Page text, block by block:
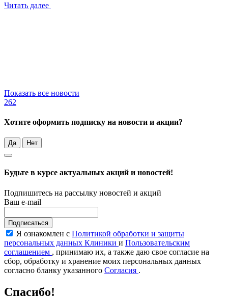
Читать далее
Показать все новости
262
Хотите оформить подписку на новости и акции?
Да Нет
Будьте в курсе актуальных акций и новостей!
Подпишитесь на рассылку новостей и акций
Ваш e-mail
Подписаться
Я ознакомлен с Политикой обработки и защиты
персональных данных Клиники и Пользовательским
соглашением , принимаю их, а также даю свое согласие на
сбор, обработку и хранение моих персональных данных
согласно бланку указанного Согласия .
Спасибо!